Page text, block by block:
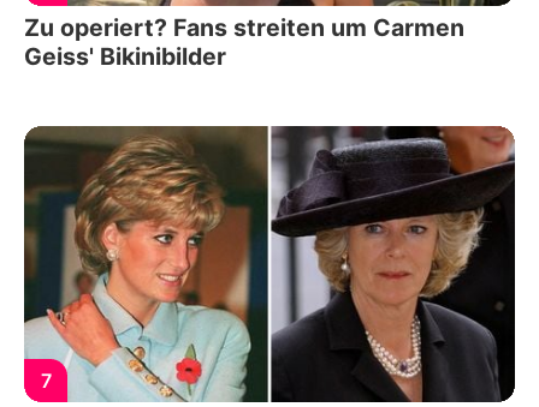
Zu operiert? Fans streiten um Carmen
Geiss' Bikinibilder
7